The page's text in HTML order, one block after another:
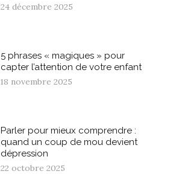
24 décembre 2025
5 phrases « magiques » pour
capter l’attention de votre enfant
18 novembre 2025
Parler pour mieux comprendre :
quand un coup de mou devient
dépression
22 octobre 2025